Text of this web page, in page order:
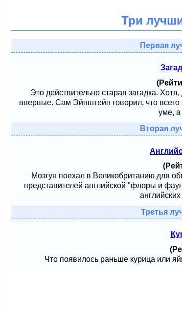
Три
Первая
Это действительно старая загадка.
впервые. Сам Эйнштейн говорил, что всего
уме, а
Вторая
Мозгун поехал в Великобританию для
представителей английской "флоры и
Третья
Что появилось раньше курица или